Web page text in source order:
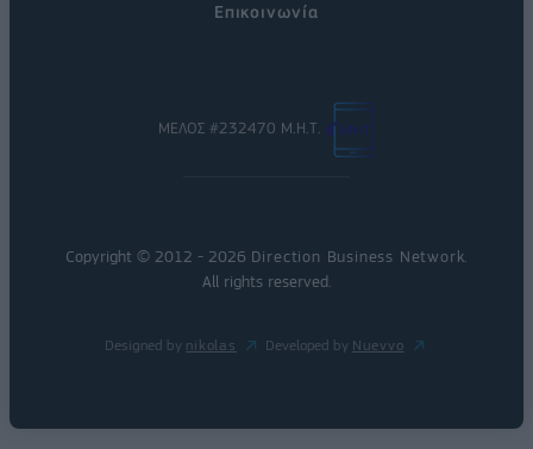
Επικοινωνία
ΜΕΛΟΣ #232470 Μ.Η.Τ.
Copyright © 2012 - 2026 Direction Business Network.
All rights reserved.
Designed by nikolas Developed by Nuevvo